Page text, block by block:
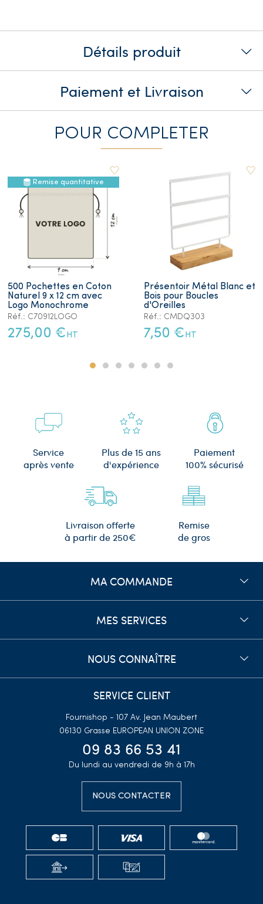
Détails produit
Paiement et Livraison
POUR COMPLETER
Remise quantitative
500 Pochettes en Coton
Naturel 9 x 12 cm avec
Logo Monochrome
Réf.: C70912LOGO
275,00 € HT
Présentoir Métal Blanc et
Bois pour Boucles
d'Oreilles
Réf.: CMDQ303
7,50 € HT
Service
après vente
Plus de 15 ans
d'expérience
Paiement
100% sécurisé
Livraison offerte
à partir de 250€
Remise
de gros
MA COMMANDE
MES SERVICES
NOUS CONNAÎTRE
SERVICE CLIENT
Fournishop - 107 Av. Jean Maubert
06130 Grasse EUROPEAN UNION ZONE
09 83 66 53 41
Du lundi au vendredi de 9h à 17h
NOUS CONTACTER